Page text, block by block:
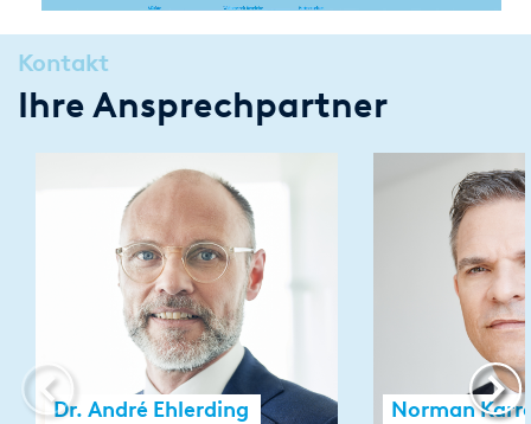
Kontakt
Ihre Ansprechpartner
Dr. André Ehlerding Norman